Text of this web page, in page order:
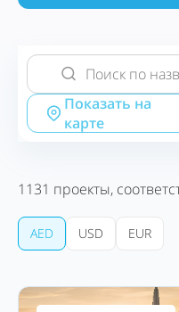
Показать на
карте
1131 проекты,
AED USD EUR